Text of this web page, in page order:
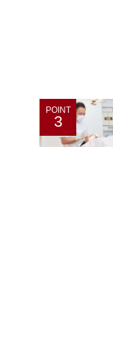
POINT
3